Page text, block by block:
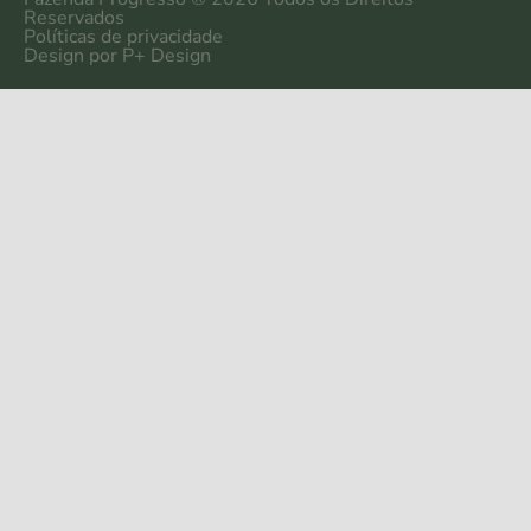
Reservados
Políticas de privacidade
Design por P+ Design